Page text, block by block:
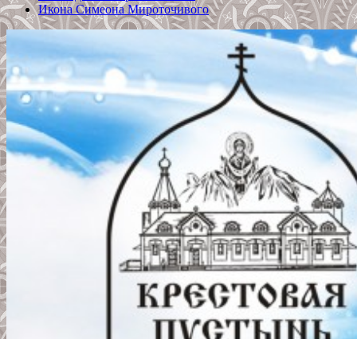
Икона Симеона Мироточивого